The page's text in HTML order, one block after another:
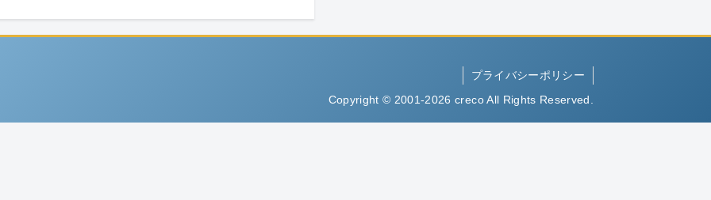
プライバシーポリシー
Copyright © 2001-2026 creco All Rights Reserved.